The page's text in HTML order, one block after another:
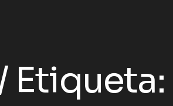
Etiqueta: